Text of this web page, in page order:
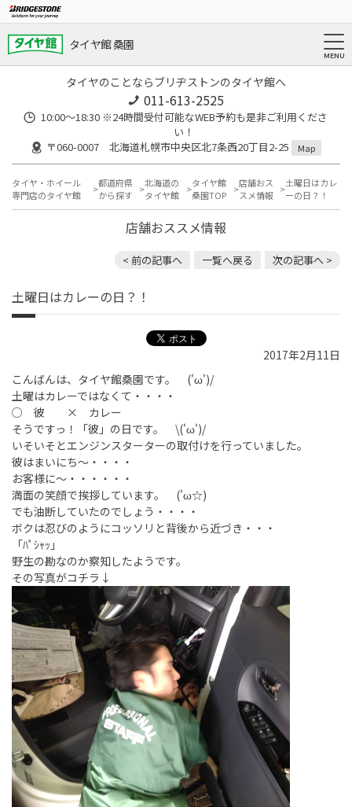
タイヤ館 桑園
タイヤのことならブリヂストンのタイヤ館へ
011-613-2525
10:00～18:30 ※24時間受付可能なWEB予約も是非ご利用くださ
い！
〒060-0007 北海道札幌市中央区北7条西20丁目2-25
Map
タイヤ・ホイール
専門店のタイヤ館
都道府県
から探す
北海道の
タイヤ館
タイヤ館
桑園TOP
店舗おス
スメ情報
土曜日はカレ
ーの日？！
店舗おススメ情報
< 前の記事へ 一覧へ戻る 次の記事へ >
土曜日はカレーの日？！
2017年2月11日
こんばんは、タイヤ館桑園です。 ('ω')/
土曜はカレーではなくて・・・・
○ 彼 × カレー
そうですっ！「彼」の日です。 \('ω')/
いそいそとエンジンスターターの取付けを行っていました。
彼はまいにち～・・・・
お客様に～・・・・・・
満面の笑顔で挨拶しています。 ('ω☆)
でも油断していたのでしょう・・・・
ボクは忍びのようにコッソリと背後から近づき・・・
「ﾊﾟｼｬｯ」
野生の勘なのか察知したようです。
その写真がコチラ↓